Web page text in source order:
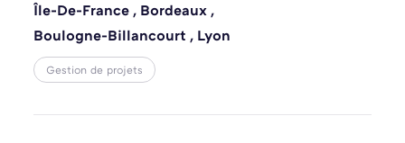
Île-De-France , Bordeaux ,
Boulogne-Billancourt , Lyon
Gestion de projets